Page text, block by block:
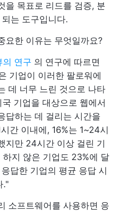
을 목표로 리드를 검증, 분
는 도구입니다.
요한 이유는 무엇일까요?
의 연구 의 연구에 따르면
기업이 이러한 팔로워에
데 너무 느린 것으로 나타
기업을 대상으로 웹에서
답하는 데 걸리는 시간을
간 이내에, 16%는 1~24시
지만 24시간 이상 걸린 기
지 않은 기업도 23%에 달
답한 기업의 평균 응답 시
."
소프트웨어를 사용하면 응